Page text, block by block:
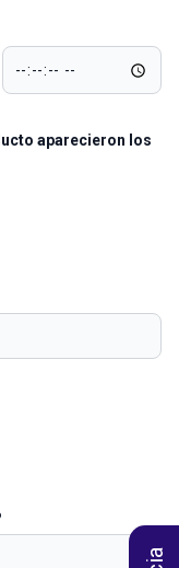
aparecieron los